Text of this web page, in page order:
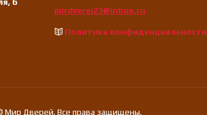
mirdverei23@inbox.ru
Политика конфиденциальности
Мир Дверей. Все права защищены.